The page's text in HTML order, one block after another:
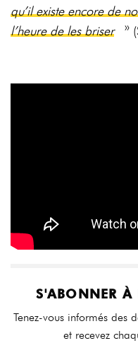
qu’il existe encore de
l’heure de les briser»
S'ABONNER À
Tenez-vous informés des
et recevez